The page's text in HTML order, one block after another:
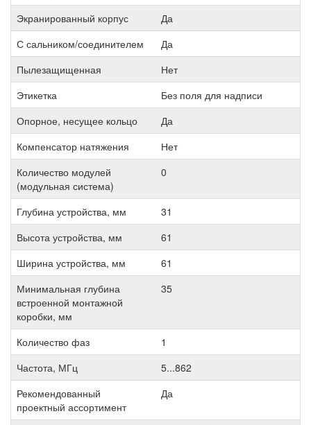
Экранированный корпус
Да
С сальником/соединителем
Да
Пылезащищенная
Нет
Этикетка
Без поля для надписи
Опорное, несущее кольцо
Да
Компенсатор натяжения
Нет
Количество модулей
(модульная система)
0
Глубина устройства, мм
31
Высота устройства, мм
61
Ширина устройства, мм
61
Минимальная глубина
встроенной монтажной
коробки, мм
35
Количество фаз
1
Частота, МГц
5...862
Рекомендованный
проектный ассортимент
Да